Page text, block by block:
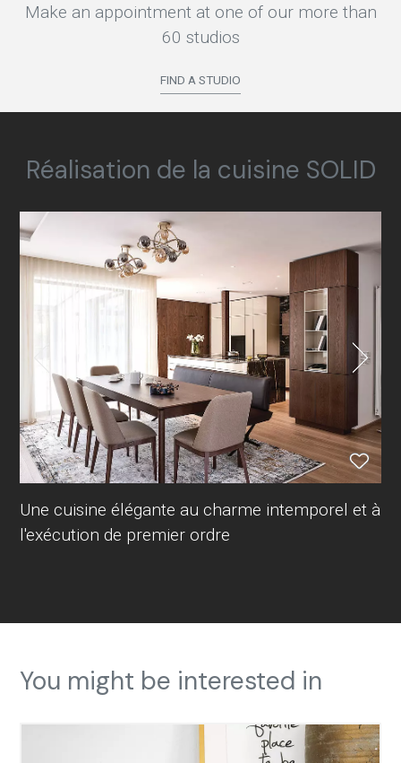
Make an appointment at one of our more than
60 studios
FIND A STUDIO
Réalisation de la cuisine SOLID
Une cuisine élégante au charme intemporel et à
l'exécution de premier ordre
You might be interested in